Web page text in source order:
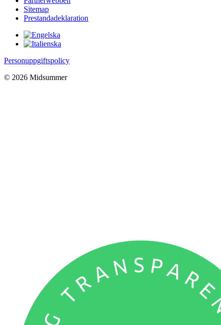
Sitemap
Prestandadeklaration
Personuppgiftspolicy
© 2026 Midsummer